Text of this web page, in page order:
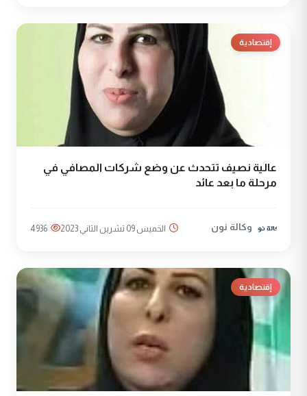
إقتصادية
عالية نصيف تتحدث عن وضع شركات المصافي في
مرحلة ما بعد عائد
وكالة نون الخميس 09 تشرين الثاني 2023 4936
إقتصادية